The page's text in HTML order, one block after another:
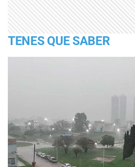
TENES QUE SABER